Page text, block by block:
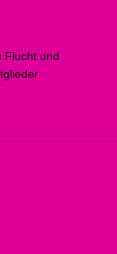
Flucht und